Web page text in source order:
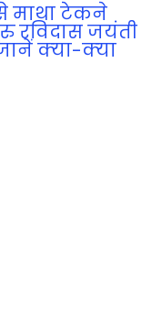
माथा टेकने
रविदास जयंती
क्‍या-क्‍या